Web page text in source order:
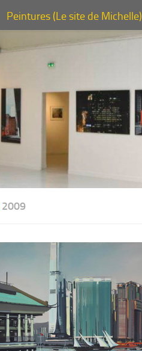
Peintures (Le site de Michelle)
2009